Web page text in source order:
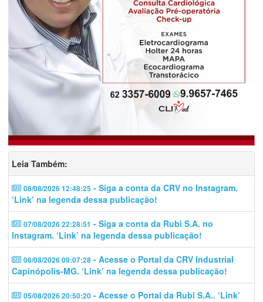
Leia Também:
08/08/2026 12:48:25 - Siga a conta da CRV no Instagram.
‘Link’ na legenda dessa publicação!
07/08/2026 22:28:51 - Siga a conta da Rubi S.A. no
Instagram. ‘Link’ na legenda dessa publicação!
06/08/2026 09:07:28 - Acesse o Portal da CRV Industrial
Capinópolis-MG. ‘Link’ na legenda dessa publicação!
05/08/2026 20:50:20 - Acesse o Portal da Rubi S.A.. ‘Link’